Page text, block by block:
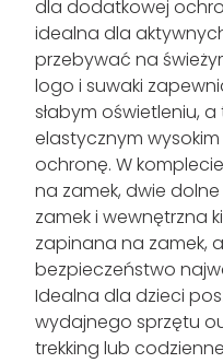
dla dodatkowej
idealna dla
przebywać na
logo i suwaki
słabym oświetleniu,
elastycznym
ochronę. W
na zamek, dwie
zamek i wewnętrzna
zapinana na zamek,
bezpieczeństwo
Idealna dla dzieci
wydajnego sprzętu
trekking lub